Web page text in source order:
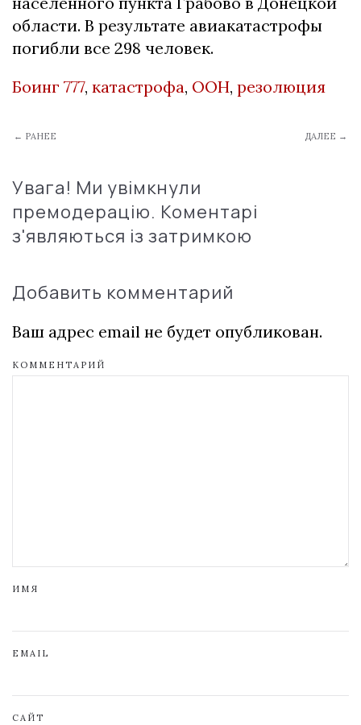
области. В результате авиакатастрофы
погибли все 298 человек.
Боинг 777, катастрофа, ООН, резолюция
← РАНЕЕ ДАЛЕЕ →
Увага! Ми увімкнули
премодерацію. Коментарі
з'являються із затримкою
Добавить комментарий
Ваш адрес email не будет опубликован.
КОММЕНТАРИЙ
ИМЯ
EMAIL
САЙТ